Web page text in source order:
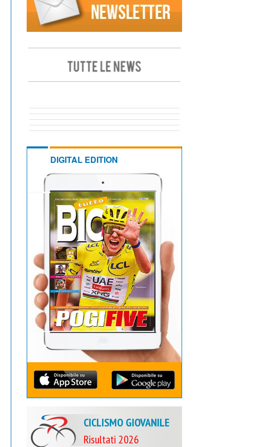
DIGITAL EDITION
CICLISMO GIOVANILE
Risultati 2026